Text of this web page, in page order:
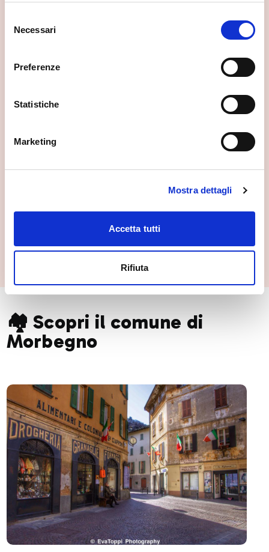
delNecessari
Preferenze
Statistiche
Marketing
Mostra dettagli
Accetta tutti
Rifiuta
Morbegno
🏘️ Scopri il comune di
Morbegno